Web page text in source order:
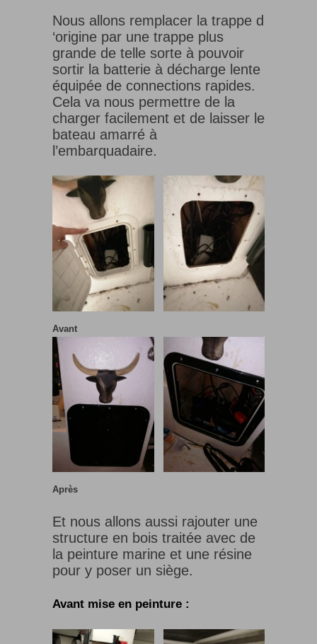
Nous allons remplacer la trappe d
‘origine par une trappe plus
grande de telle sorte à pouvoir
sortir la batterie à décharge lente
équipée de connections rapides.
Cela va nous permettre de la
charger facilement et de laisser le
bateau amarré à
l’embarquadaire.
Avant
Après
Et nous allons aussi rajouter une
structure en bois traitée avec de
la peinture marine et une résine
pour y poser un siège.
Avant mise en peinture :